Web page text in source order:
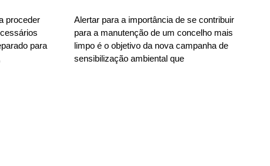
proceder
para
Alertar para a importância de se contribuir
para a manutenção de um concelho mais
limpo é o objetivo da nova campanha de
sensibilização ambiental que